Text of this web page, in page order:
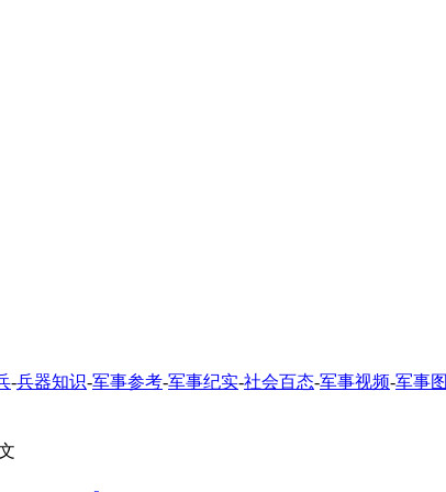
-兵器知识-军事参考-军事纪实-社会百态-军事视频-军事